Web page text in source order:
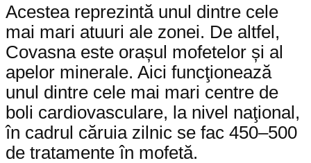
Acestea reprezintă unul dintre cele
mai mari atuuri ale zonei. De altfel,
Covasna este orașul mofetelor și al
apelor minerale. Aici funcţionează
unul dintre cele mai mari centre de
boli cardiovasculare, la nivel naţional,
în cadrul căruia zilnic se fac 450–500
de tratamente în mofetă.